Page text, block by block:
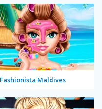
Fashionista Maldives